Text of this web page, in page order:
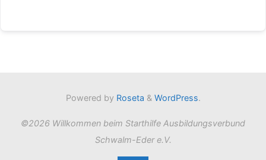
Powered byRoseta & WordPress.
©2026 Willkommen beim Starthilfe Ausbildungsverbund
Schwalm-Eder e.V.